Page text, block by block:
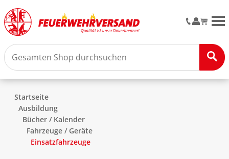
Startseite
Ausbildung
Bücher / Kalender
Fahrzeuge / Geräte
Einsatzfahrzeuge